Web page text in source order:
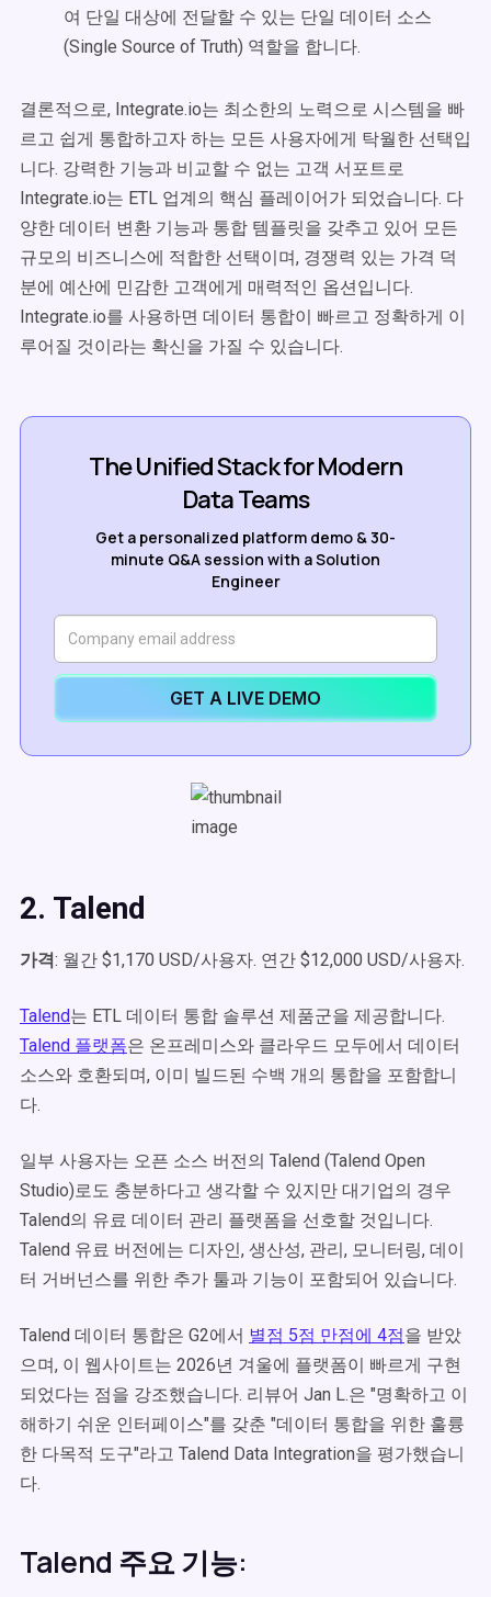
여 단일 대상에 전달할 수 있는 단일 데이터 소스
(Single Source of Truth) 역할을 합니다.
결론적으로, Integrate.io는 최소한의 노력으로 시스템을 빠
르고 쉽게 통합하고자 하는 모든 사용자에게 탁월한 선택입
니다. 강력한 기능과 비교할 수 없는 고객 서포트로
Integrate.io는 ETL 업계의 핵심 플레이어가 되었습니다. 다
양한 데이터 변환 기능과 통합 템플릿을 갖추고 있어 모든
규모의 비즈니스에 적합한 선택이며, 경쟁력 있는 가격 덕
분에 예산에 민감한 고객에게 매력적인 옵션입니다.
Integrate.io를 사용하면 데이터 통합이 빠르고 정확하게 이
루어질 것이라는 확신을 가질 수 있습니다.
The Unified Stack for Modern
Data Teams
Get a personalized platform demo & 30-
minute Q&A session with a Solution
Engineer
GET A LIVE DEMO
2. Talend
가격: 월간 $1,170 USD/사용자. 연간 $12,000 USD/사용자.
Talend는 ETL 데이터 통합 솔루션 제품군을 제공합니다.
Talend 플랫폼은 온프레미스와 클라우드 모두에서 데이터
소스와 호환되며, 이미 빌드된 수백 개의 통합을 포함합니
다.
일부 사용자는 오픈 소스 버전의 Talend (Talend Open
Studio)로도 충분하다고 생각할 수 있지만 대기업의 경우
Talend의 유료 데이터 관리 플랫폼을 선호할 것입니다.
Talend 유료 버전에는 디자인, 생산성, 관리, 모니터링, 데이
터 거버넌스를 위한 추가 툴과 기능이 포함되어 있습니다.
Talend 데이터 통합은 G2에서 별점 5점 만점에 4점을 받았
으며, 이 웹사이트는 2026년 겨울에 플랫폼이 빠르게 구현
되었다는 점을 강조했습니다. 리뷰어 Jan L.은 "명확하고 이
해하기 쉬운 인터페이스"를 갖춘 "데이터 통합을 위한 훌륭
한 다목적 도구"라고 Talend Data Integration을 평가했습니
다.
Talend 주요 기능: